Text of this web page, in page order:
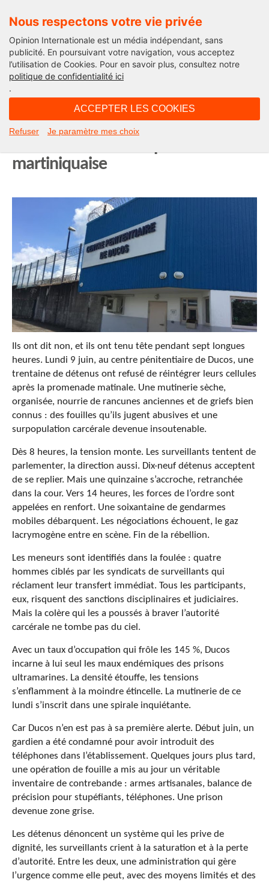
Nous respectons votre vie privée
Opinion Internationale est un média indépendant, sans
publicité. En poursuivant votre navigation, vous acceptez
l’utilisation de Cookies. Pour en savoir plus, consultez notre
politique de confidentialité ici
.
ACCEPTER LES COOKIES
Refuser Je paramètre mes choix
Opinion Outre-Mer
Mutinerie à Ducos : sept heures
martiniquaise
Ils ont dit non, et ils ont tenu tête pendant sept longues
heures. Lundi 9 juin, au centre pénitentiaire de Ducos, une
trentaine de détenus ont refusé de réintégrer leurs cellules
après la promenade matinale. Une mutinerie sèche,
organisée, nourrie de rancunes anciennes et de griefs bien
connus : des fouilles qu’ils jugent abusives et une
surpopulation carcérale devenue insoutenable.
Dès 8 heures, la tension monte. Les surveillants tentent de
parlementer, la direction aussi. Dix-neuf détenus acceptent
de se replier. Mais une quinzaine s’accroche, retranchée
dans la cour. Vers 14 heures, les forces de l’ordre sont
appelées en renfort. Une soixantaine de gendarmes
mobiles débarquent. Les négociations échouent, le gaz
lacrymogène entre en scène. Fin de la rébellion.
Les meneurs sont identifiés dans la foulée : quatre
hommes ciblés par les syndicats de surveillants qui
réclament leur transfert immédiat. Tous les participants,
eux, risquent des sanctions disciplinaires et judiciaires.
Mais la colère qui les a poussés à braver l’autorité
carcérale ne tombe pas du ciel.
Avec un taux d’occupation qui frôle les 145 %, Ducos
incarne à lui seul les maux endémiques des prisons
ultramarines. La densité étouffe, les tensions
s’enflamment à la moindre étincelle. La mutinerie de ce
lundi s’inscrit dans une spirale inquiétante.
Car Ducos n’en est pas à sa première alerte. Début juin, un
gardien a été condamné pour avoir introduit des
téléphones dans l’établissement. Quelques jours plus tard,
une opération de fouille a mis au jour un véritable
inventaire de contrebande : armes artisanales, balance de
précision pour stupéfiants, téléphones. Une prison
devenue zone grise.
Les détenus dénoncent un système qui les prive de
dignité, les surveillants crient à la saturation et à la perte
d’autorité. Entre les deux, une administration qui gère
l’urgence comme elle peut, avec des moyens limités et des